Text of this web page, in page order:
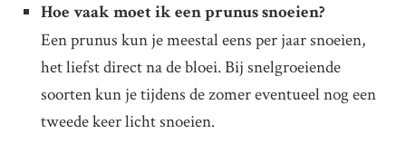
Hoe vaak moet ik een prunus snoeien?
Een prunus kun je meestal eens per jaar snoeien,
het liefst direct na de bloei. Bij snelgroeiende
soorten kun je tijdens de zomer eventueel nog een
tweede keer licht snoeien.